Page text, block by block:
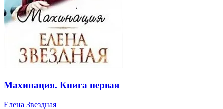
Махинация. Книга первая
Елена Звездная